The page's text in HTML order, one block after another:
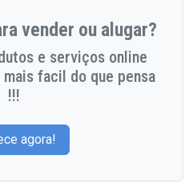
vender ou alugar?
e serviços online
facil do que pensa
!!!
agora!